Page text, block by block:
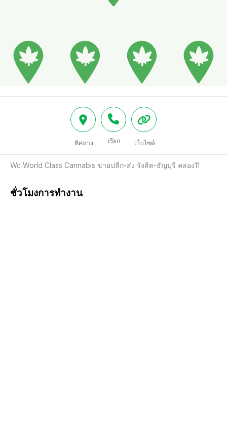
ทิศทาง เรียก เว็บไซต์
Wc World Class Cannabis ขายปลีก-ส่ง รังสิต-ธัญบุรี คลอง11
ชั่วโมงการทำงาน